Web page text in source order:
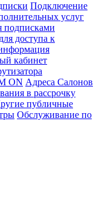
Подключение
услуг
подписками
доступа к
кабинет
ON Адреса Салонов
в рассрочку
публичные
Обслуживание по